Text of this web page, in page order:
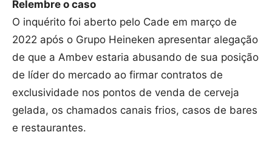
Relembre o caso
O inquérito foi aberto pelo Cade em março de
2022 após o Grupo Heineken apresentar alegação
de que a Ambev estaria abusando de sua posição
de líder do mercado ao firmar contratos de
exclusividade nos pontos de venda de cerveja
gelada, os chamados canais frios, casos de bares
e restaurantes.